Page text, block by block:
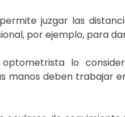
juzgar las
por ejemplo, para
lo
manos deben trabajar